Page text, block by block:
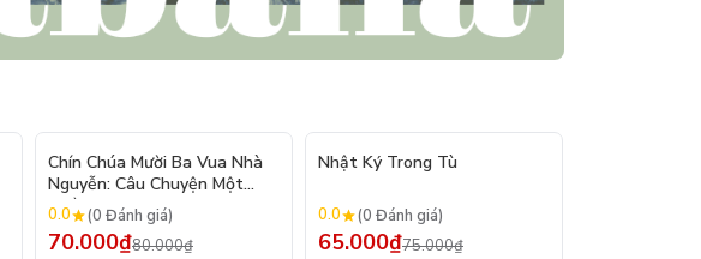
- 12%
Chín Chúa Mười Ba Vua Nhà
Nguyễn: Câu Chuyện Một
Triều Đại
0.0 (0 Đánh giá)
70.000₫80.000₫
Nhật Ký Trong Tù
0.0 (0 Đánh giá)
65.000₫75.000₫